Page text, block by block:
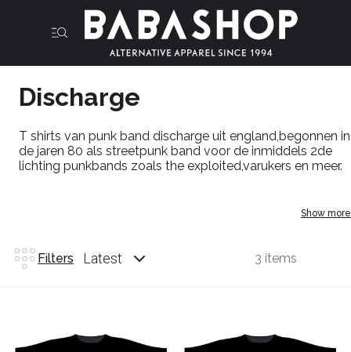
Discharge
T shirts van punk band discharge uit england,begonnen in
de jaren 80 als streetpunk band voor de inmiddels 2de
lichting punkbands zoals the exploited,varukers en meer.
Show more
Filters Latest 3 items